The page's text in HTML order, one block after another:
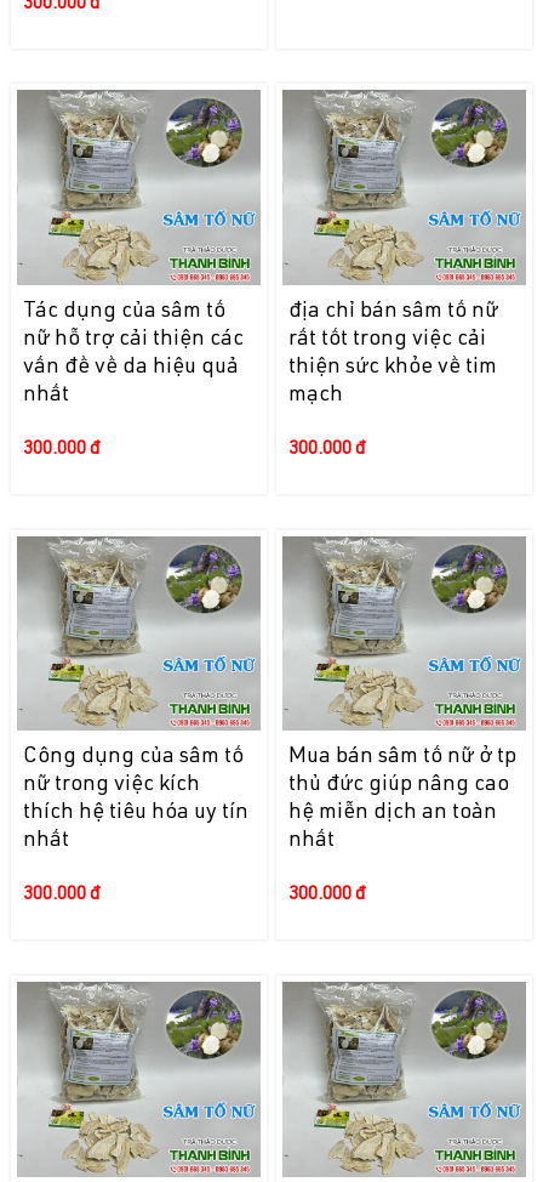
300.000 đ
Tác dụng của sâm tố
nữ hỗ trợ cải thiện các
vấn đề về da hiệu quả
nhất
300.000 đ
địa chỉ bán sâm tố nữ
rất tốt trong việc cải
thiện sức khỏe về tim
mạch
300.000 đ
Công dụng của sâm tố
nữ trong việc kích
thích hệ tiêu hóa uy tín
nhất
300.000 đ
Mua bán sâm tố nữ ở tp
thủ đức giúp nâng cao
hệ miễn dịch an toàn
nhất
300.000 đ